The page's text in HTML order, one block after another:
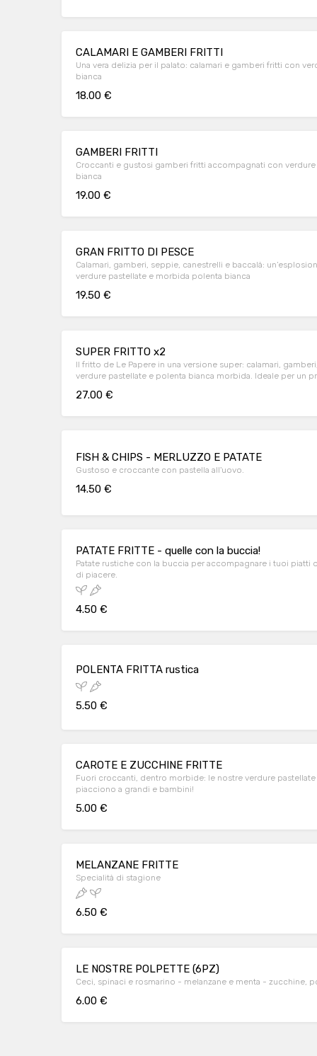
CALAMARI E GAMBERI FRITTI
Una vera delizia per il palato: calamari e gamberi fritti con
bianca
18.00 €
GAMBERI FRITTI
Croccanti e gustosi gamberi fritti accompagnati con
bianca
19.00 €
GRAN FRITTO DI PESCE
Calamari, gamberi, seppie, canestrelli e baccalà:
verdure pastellate e morbida polenta bianca
19.50 €
SUPER FRITTO x2
Il fritto de Le Papere in una versione super: calamari,
verdure pastellate e polenta bianca morbida. Ideale per un
27.00 €
FISH & CHIPS - MERLUZZO E PATATE
Gustoso e croccante con pastella all'uovo.
14.50 €
PATATE FRITTE - quelle con la buccia!
Patate rustiche con la buccia per accompagnare i tuoi
di piacere.
4.50 €
POLENTA FRITTA rustica
5.50 €
CAROTE E ZUCCHINE FRITTE
Fuori croccanti, dentro morbide: le nostre verdure
piacciono a grandi e bambini!
5.00 €
MELANZANE FRITTE
Specialità di stagione
6.50 €
LE NOSTRE POLPETTE (6PZ)
Ceci, spinaci e rosmarino - melanzane e menta - zucchine,
6.00 €